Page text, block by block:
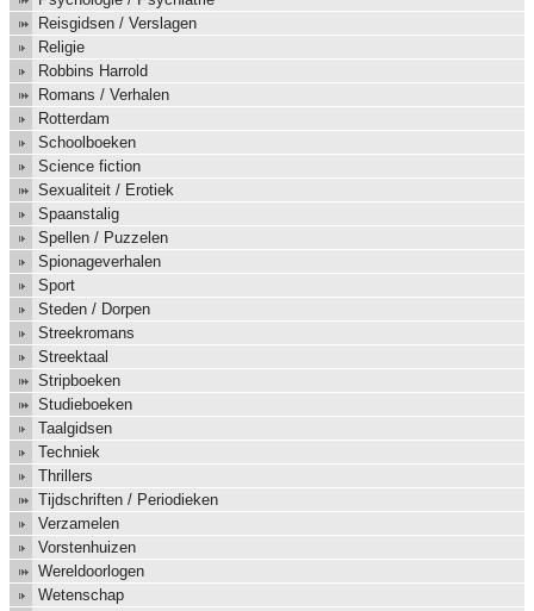
Reisgidsen / Verslagen
Religie
Robbins Harrold
Romans / Verhalen
Rotterdam
Schoolboeken
Science fiction
Sexualiteit / Erotiek
Spaanstalig
Spellen / Puzzelen
Spionageverhalen
Sport
Steden / Dorpen
Streekromans
Streektaal
Stripboeken
Studieboeken
Taalgidsen
Techniek
Thrillers
Tijdschriften / Periodieken
Verzamelen
Vorstenhuizen
Wereldoorlogen
Wetenschap